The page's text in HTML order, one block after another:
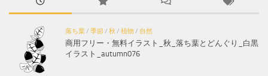
落ち葉/ 季節/ 秋 / 植物/ 自然
商用フリー・無料イラスト_秋_落ち葉とどんぐり_白黒
イラスト_autumn076